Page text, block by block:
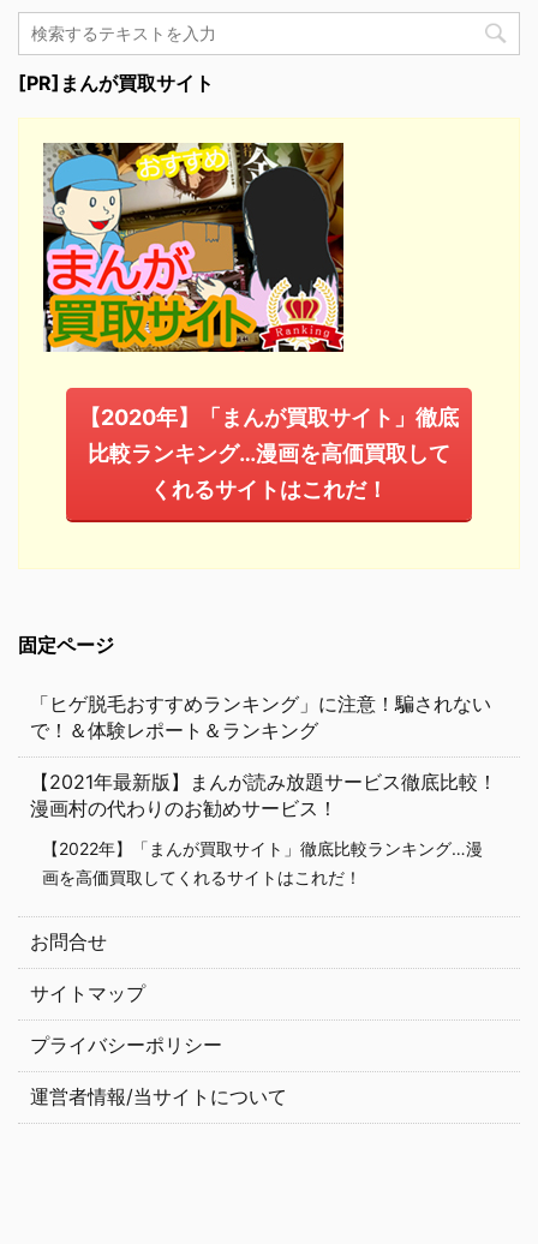
[PR]まんが買取サイト
【2020年】「まんが買取サイト」徹底
比較ランキング…漫画を高価買取して
くれるサイトはこれだ！
固定ページ
「ヒゲ脱毛おすすめランキング」に注意！騙されない
で！＆体験レポート＆ランキング
【2021年最新版】まんが読み放題サービス徹底比較！
漫画村の代わりのお勧めサービス！
【2022年】「まんが買取サイト」徹底比較ランキング…漫
画を高価買取してくれるサイトはこれだ！
お問合せ
サイトマップ
プライバシーポリシー
運営者情報/当サイトについて